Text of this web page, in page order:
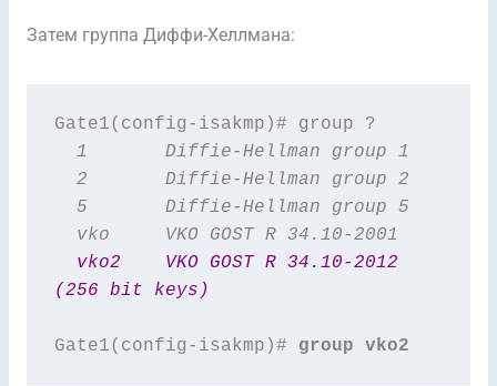
Затем группа Диффи-Хеллмана:
  1       Diffie-Hellman group 1
  2       Diffie-Hellman group 2
  5       Diffie-Hellman group 5
  vko     VKO GOST R 34.10-2001
(256 bit keys)
Gate1(config-isakmp)# group vko2